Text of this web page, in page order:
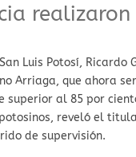
Luis Potosí, Ricardo
Arriaga, que ahora
al 85 por
reveló el
de supervisión.